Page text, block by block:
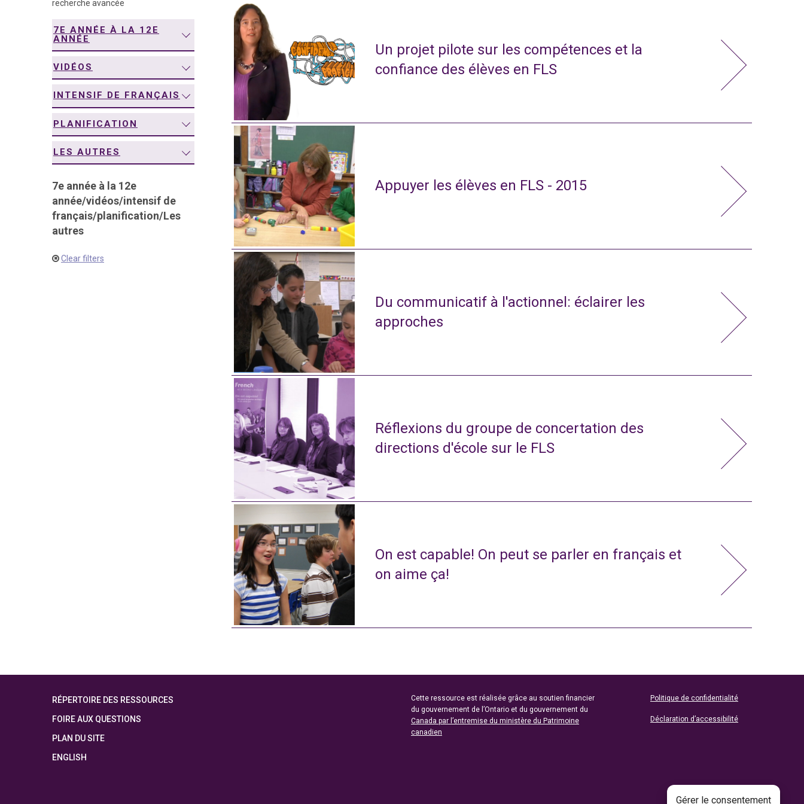
recherche avancée
7E ANNÉE À LA 12E
ANNÉE
VIDÉOS
INTENSIF DE FRANÇAIS
PLANIFICATION
LES AUTRES
7e année à la 12e
année/vidéos/intensif de
français/planification/Les
autres
Clear filters
Un projet pilote sur les compétences et la
confiance des élèves en FLS
Appuyer les élèves en FLS - 2015
Du communicatif à l'actionnel: éclairer les
approches
Réflexions du groupe de concertation des
directions d'école sur le FLS
On est capable! On peut se parler en français et
on aime ça!
RÉPERTOIRE DES RESSOURCES
FOIRE AUX QUESTIONS
PLAN DU SITE
ENGLISH
Cette ressource est réalisée grâce au soutien financier
du gouvernement de l’Ontario et du gouvernement du
Canada par l’entremise du ministère du Patrimoine
canadien
Politique de confidentialité
Déclaration d’accessibilité
Gérer le consentement